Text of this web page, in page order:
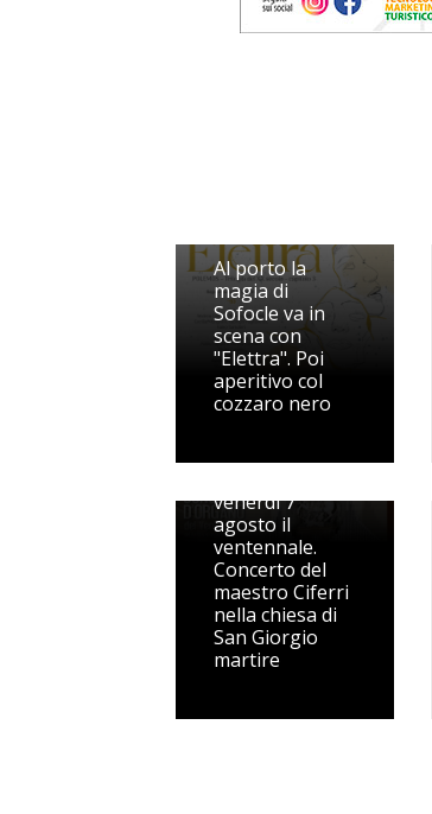
Al porto la
magia di
Sofocle va in
scena con
"Elettra". Poi
aperitivo col
cozzaro nero
organistico
venerdì 7
agosto il
ventennale.
Concerto del
maestro Ciferri
nella chiesa di
San Giorgio
martire